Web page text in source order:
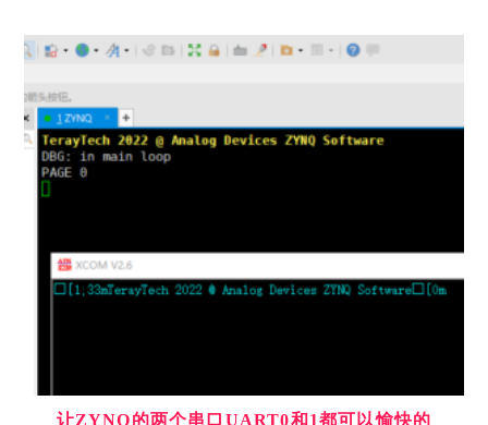
电子入门教程[01]—我的代码流成了灯